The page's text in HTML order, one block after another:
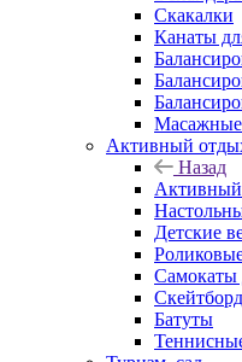
Скакалки
Канаты
Масажные
Активный
Назад
Детские
Самокаты
Батуты